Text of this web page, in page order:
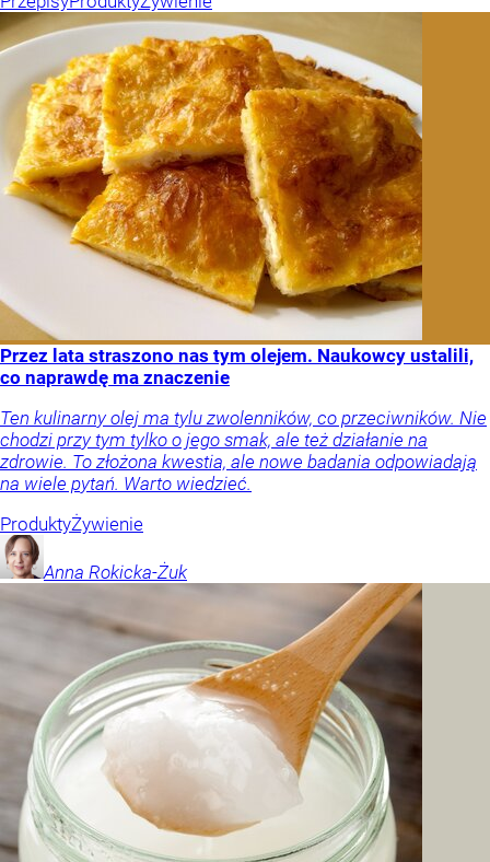
Przez lata straszono nas tym olejem. Naukowcy ustalili,
co naprawdę ma znaczenie
Ten kulinarny olej ma tylu zwolenników, co przeciwników. Nie
chodzi przy tym tylko o jego smak, ale też działanie na
zdrowie. To złożona kwestia, ale nowe badania odpowiadają
na wiele pytań. Warto wiedzieć.
ProduktyŻywienie
Anna Rokicka-Żuk